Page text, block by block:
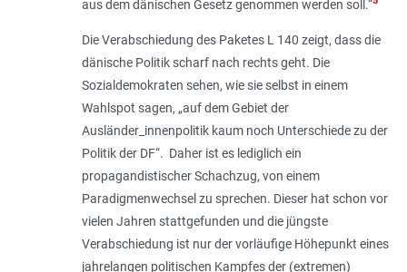
aus dem dänischen Gesetz genommen werden soll .“
Die Verabschiedung des Paketes L 140 zeigt, dass die
dänische Politik scharf nach rechts geht. Die
Sozialdemokraten sehen, wie sie selbst in einem
Wahlspot sagen, „auf dem Gebiet der
Ausländer_innenpolitik kaum noch Unterschiede zu der
Politik der DF“. Daher ist es lediglich ein
propagandistischer Schachzug, von einem
Paradigmenwechsel zu sprechen. Dieser hat schon vor
vielen Jahren stattgefunden und die jüngste
Verabschiedung ist nur der vorläufige Höhepunkt eines
jahrelangen politischen Kampfes der (extremen)